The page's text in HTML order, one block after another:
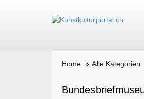
Home Alle Kategorien